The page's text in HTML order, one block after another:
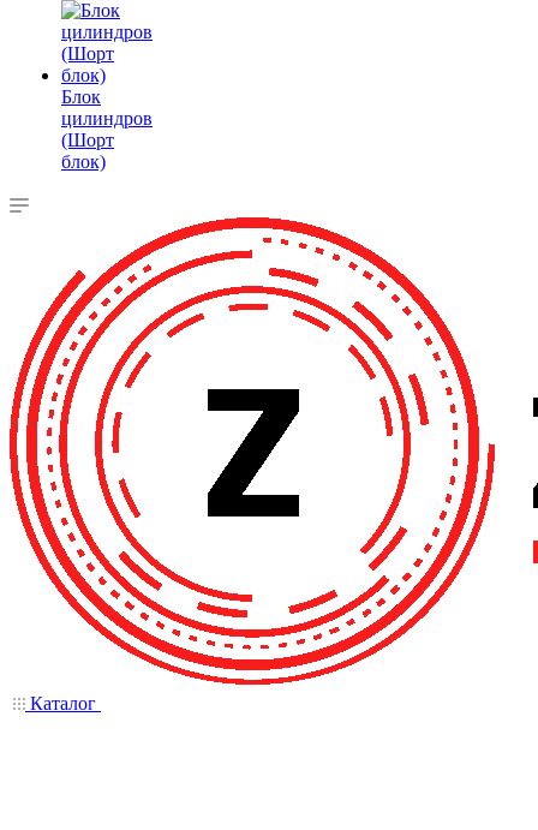
Блок
цилиндров
(Шорт
блок)
Каталог